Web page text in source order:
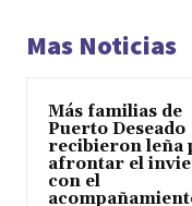
Mas Noticias
Más familias de
Puerto Deseado
recibieron leña
afrontar el
con el